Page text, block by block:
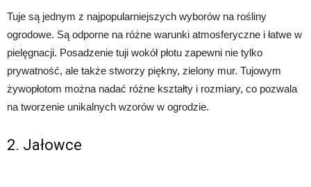
Tuje są jednym z najpopularniejszych wyborów na rośliny
ogrodowe. Są odporne na różne warunki atmosferyczne i łatwe w
pielęgnacji. Posadzenie tuji wokół płotu zapewni nie tylko
prywatność, ale także stworzy piękny, zielony mur. Tujowym
żywopłotom można nadać różne kształty i rozmiary, co pozwala
na tworzenie unikalnych wzorów w ogrodzie.
2. Jałowce